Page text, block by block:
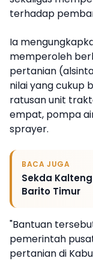
terhadap
Ia
memperoleh
pertanian
nilai yang cukup
ratusan unit
empat, pompa
sprayer.
BACA JUGA
Sekda
Barito Timur
"Bantuan
pemerintah
pertanian di